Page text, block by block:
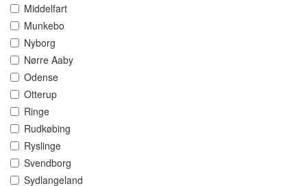
Middelfart
Munkebo
Nyborg
Nørre Aaby
Odense
Otterup
Ringe
Rudkøbing
Ryslinge
Svendborg
Sydlangeland